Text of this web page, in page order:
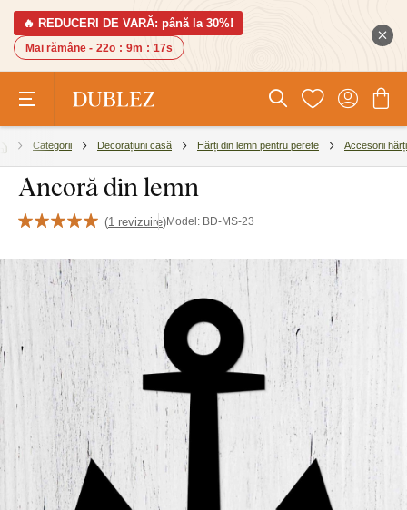
🔥 REDUCERI DE VARĂ: până la 30%!
Mai rămâne - 22o : 9m : 16s
Categorii Decorațiuni casă Hărți din lemn pentru perete Accesorii hărți
Ancoră din lemn
(1 revizuire)Model: BD-MS-23